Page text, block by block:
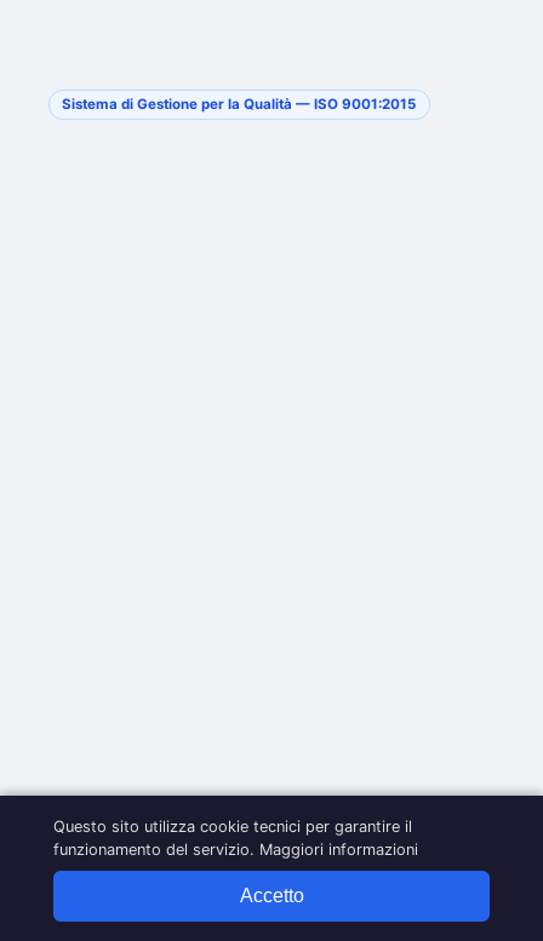
Sistema di Gestione per la Qualità — ISO 9001:2015
Questo sito utilizza cookie tecnici per garantire il
funzionamento del servizio. Maggiori informazioni
Accetto